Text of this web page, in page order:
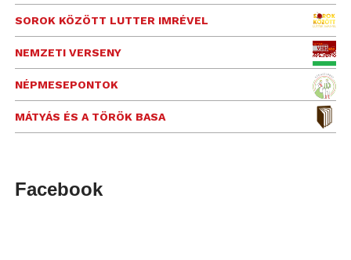
SOROK KÖZÖTT LUTTER IMRÉVEL
NEMZETI VERSENY
NÉPMESEPONTOK
MÁTYÁS ÉS A TÖRÖK BASA
Facebook